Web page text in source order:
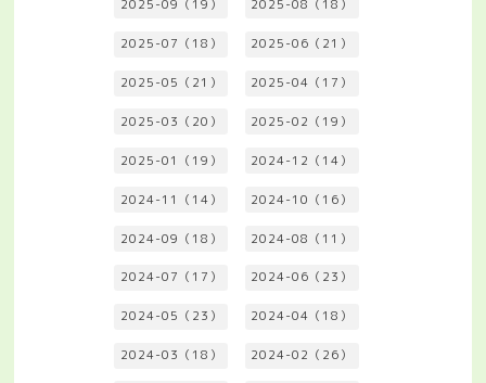
2025-09（19） 2025-08（18）
2025-07（18） 2025-06（21）
2025-05（21） 2025-04（17）
2025-03（20） 2025-02（19）
2025-01（19） 2024-12（14）
2024-11（14） 2024-10（16）
2024-09（18） 2024-08（11）
2024-07（17） 2024-06（23）
2024-05（23） 2024-04（18）
2024-03（18） 2024-02（26）